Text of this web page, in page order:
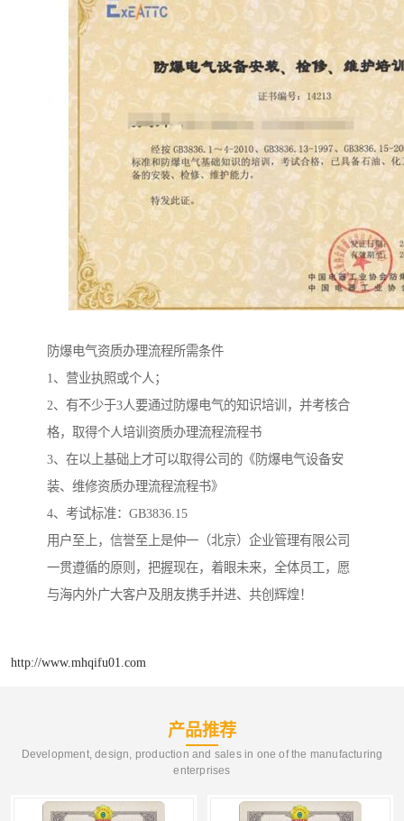
防爆电气资质办理流程所需条件
1、营业执照或个人；
2、有不少于3人要通过防爆电气的知识培训，并考核合
格，取得个人培训资质办理流程流程书
3、在以上基础上才可以取得公司的《防爆电气设备安
装、维修资质办理流程流程书》
4、考试标准：GB3836.15
用户至上，信誉至上是仲一（北京）企业管理有限公司
一贯遵循的原则，把握现在，着眼未来，全体员工，愿
与海内外广大客户及朋友携手并进、共创辉煌！
http://www.mhqifu01.com
产品推荐
Development, design, production and sales in one of the manufacturing
enterprises